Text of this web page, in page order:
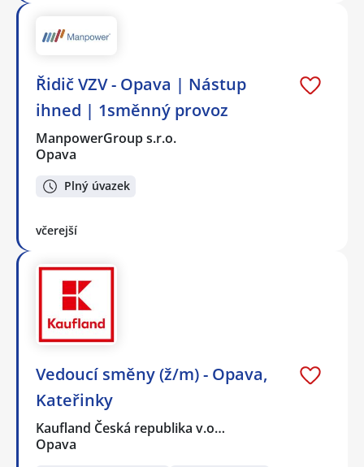
Řidič VZV - Opava | Nástup
ihned | 1směnný provoz
ManpowerGroup s.r.o.
Opava
Plný úvazek
včerejší
Vedoucí směny (ž/m) - Opava,
Kateřinky
Kaufland Česká republika v.o…
Opava